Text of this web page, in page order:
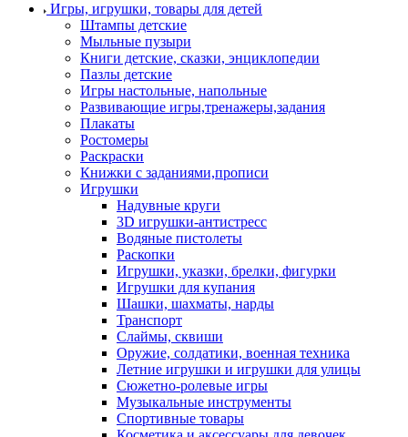
Игры, игрушки, товары для детей
Штампы детские
Мыльные пузыри
Книги детские, сказки, энциклопедии
Пазлы детские
Игры настольные, напольные
Развивающие игры,тренажеры,задания
Плакаты
Ростомеры
Раскраски
Книжки с заданиями,прописи
Игрушки
Надувные круги
3D игрушки-антистресс
Водяные пистолеты
Раскопки
Игрушки, указки, брелки, фигурки
Игрушки для купания
Шашки, шахматы, нарды
Транспорт
Слаймы, сквиши
Оружие, солдатики, военная техника
Летние игрушки и игрушки для улицы
Сюжетно-ролевые игры
Музыкальные инструменты
Спортивные товары